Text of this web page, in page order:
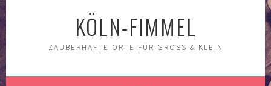
KÖLN-FIMMEL
ZAUBERHAFTE ORTE FÜR GROSS & KLEIN